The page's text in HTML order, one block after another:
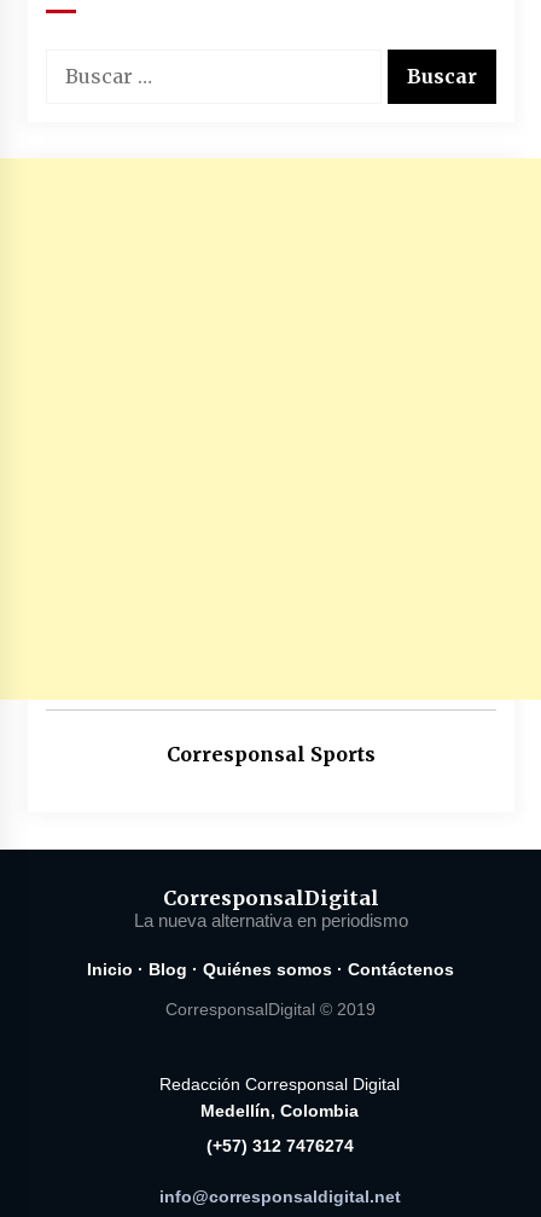
Corresponsal Sports
CorresponsalDigital
La nueva alternativa en periodismo
Inicio · Blog · Quiénes somos · Contáctenos
CorresponsalDigital © 2019
Redacción Corresponsal Digital
Medellín, Colombia
(+57) 312 7476274
info@corresponsaldigital.net